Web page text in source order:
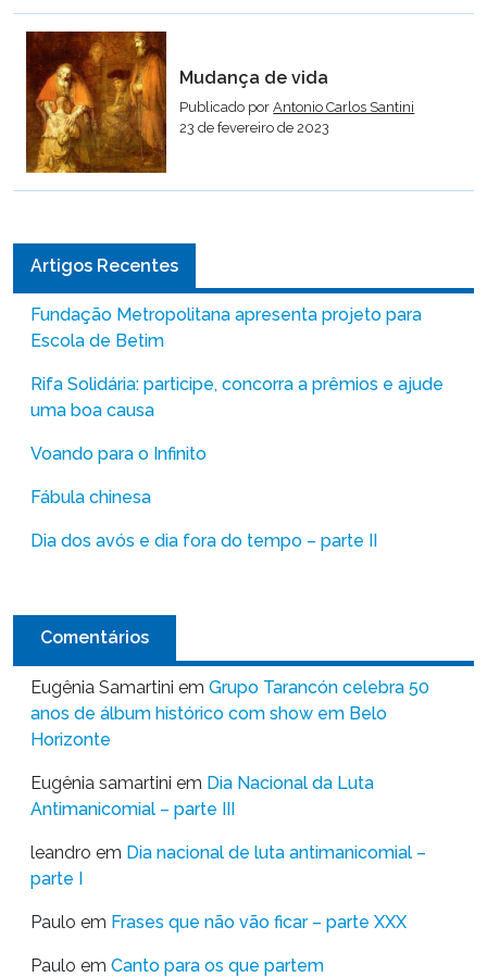
Mudança de vida
Publicado porAntonio Carlos Santini
23 de fevereiro de 2023
Artigos Recentes
Fundação Metropolitana apresenta projeto para
Escola de Betim
Rifa Solidária: participe, concorra a prêmios e ajude
uma boa causa
Voando para o Infinito
Fábula chinesa
Dia dos avós e dia fora do tempo – parte II
Comentários
Eugênia Samartini em Grupo Tarancón celebra 50
anos de álbum histórico com show em Belo
Horizonte
Eugênia samartini em Dia Nacional da Luta
Antimanicomial – parte III
leandro em Dia nacional de luta antimanicomial –
parte I
Paulo em Frases que não vão ficar – parte XXX
Paulo em Canto para os que partem